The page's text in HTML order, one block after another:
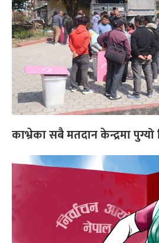
काभ्रेका सबै मतदान केन्द्रमा पुग्यो